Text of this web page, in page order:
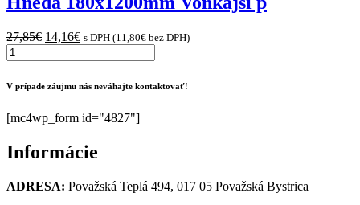
27,85€ Original
was:
14,16€Current
is:
s DPH (11,80€ bez DPH)
množstvo
Hnedá
Vonkajší
hliníkový
V prípade záujmu nás neváhajte kontaktovať!
[mc4wp_form id="4827"]
Informácie
ADRESA: Považská Teplá 494, 017 05 Považská Bystrica